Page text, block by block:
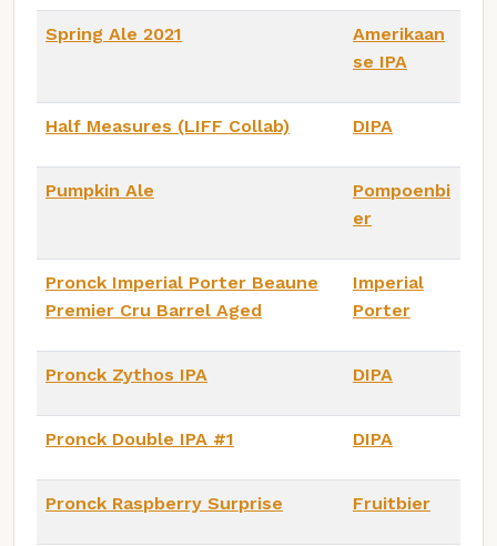
Spring Ale 2021
Amerikaan
se IPA
Half Measures (LIFF Collab) DIPA
Pumpkin Ale
Pompoenbi
er
Pronck Imperial Porter Beaune
Premier Cru Barrel Aged
Imperial
Porter
Pronck Zythos IPA DIPA
Pronck Double IPA #1 DIPA
Pronck Raspberry Surprise Fruitbier